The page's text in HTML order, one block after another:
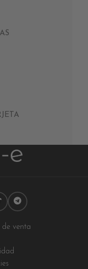
de venta